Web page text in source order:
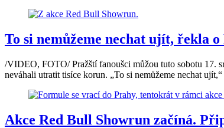
To si nemůžeme nechat ujít, řekla
/VIDEO, FOTO/ Pražští fanoušci můžou tuto sobotu 17.
neváhali utratit tisíce korun. „To si nemůžeme nechat
Akce Red Bull Showrun začíná.